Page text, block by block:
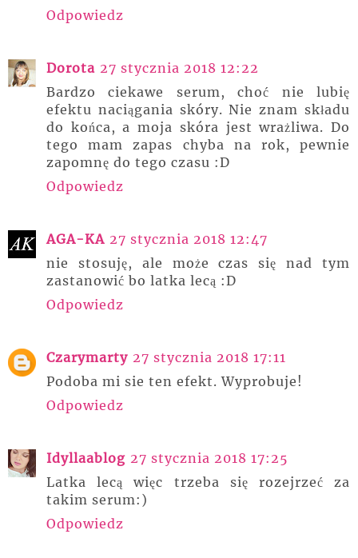
Odpowiedz
Dorota 27 stycznia 2018 12:22
Bardzo ciekawe serum, choć nie lubię
efektu naciągania skóry. Nie znam składu
do końca, a moja skóra jest wrażliwa. Do
tego mam zapas chyba na rok, pewnie
zapomnę do tego czasu :D
Odpowiedz
AGA-KA 27 stycznia 2018 12:47
nie stosuję, ale może czas się nad tym
zastanowić bo latka lecą :D
Odpowiedz
Czarymarty 27 stycznia 2018 17:11
Podoba mi sie ten efekt. Wyprobuje!
Odpowiedz
Idyllaablog 27 stycznia 2018 17:25
Latka lecą więc trzeba się rozejrzeć za
takim serum:)
Odpowiedz